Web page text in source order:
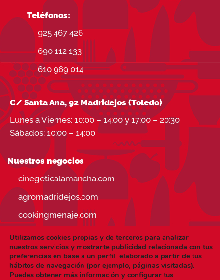
Teléfonos:
925 467 426
690 112 133
610 969 014
C/ Santa Ana, 92 Madridejos (Toledo)
Lunes a Viernes: 10:00 – 14:00 y 17:00 – 20:30
Sábados: 10:00 – 14:00
Nuestros negocios
cinegeticalamancha.com
agromadridejos.com
cookingmenaje.com
Visa PayPal Stripe MasterCard
Utilizamos cookies propias y de terceros para analizar
nuestros servicios y mostrarte publicidad relacionada con tus
preferencias en base a un perfil elaborado a partir de tus
hábitos de navegación (por ejemplo, páginas visitadas).
Puedes obtener más información y configurar tus